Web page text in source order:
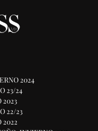
2024
23/24
2023
22/23
2022